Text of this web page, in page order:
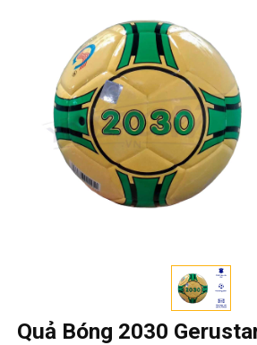
Quả Bóng 2030